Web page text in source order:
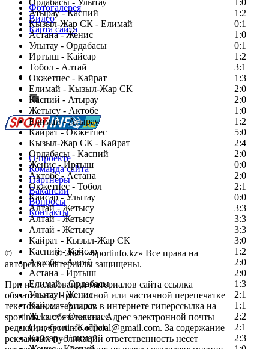
Ордабасы - Улытау
1:0
Атырау - Каспий
1:2
Кызыл-Жар СК - Елимай
0:1
Астана - Женис
1:0
Улытау - Ордабасы
0:1
Иртыш - Кайсар
1:2
Тобол - Алтай
3:1
Окжетпес - Кайрат
1:3
Елимай - Кызыл-Жар СК
2:0
Каспий - Атырау
2:0
Жетысу - Актобе
1:0
Елимай - Атырау
1:2
Кайрат - Окжетпес
5:0
Кызыл-Жар СК - Кайрат
2:4
Ордабасы - Каспий
2:0
Женис - Иртыш
0:0
Актобе - Астана
2:0
Окжетпес - Тобол
2:1
Кайсар - Улытау
0:0
Алтай - Жетысу
3:3
Алтай - Жетысу
3:3
Алтай - Жетысу
3:3
Кайрат - Кызыл-Жар СК
3:0
Каспий - Кайсар
1:2
Актобе - Алтай
2:0
Астана - Иртыш
2:0
Елимай - Ордабасы
1:3
Улытау - Женис
2:1
Кайрат - Атырау
1:1
Жетысу - Окжетпес
2:2
Ордабасы - Кайрат
2:1
Кайсар - Елимай
2:3
Фотогалерея
Видео
Карта сайта
Есть идея?
Сообщить о мероприятии
Перейти на старый сайт
О проекте
Команда сайта
Партнеры
Вакансии
Вопросы
Контакты
© Copyright© 2025 «Sportinfo.kz» Все права на
авторские материалы защищены.
При использовании материалов сайта ссылка
обязательна. При полной или частичной перепечатке
текстовых материалов в интернете гиперссылка на
sportinfo.kz обязательна. Адрес электронной почты
редакции: sportinfo.official@gmail.com. За содержание
рекламных публикаций ответственность несет